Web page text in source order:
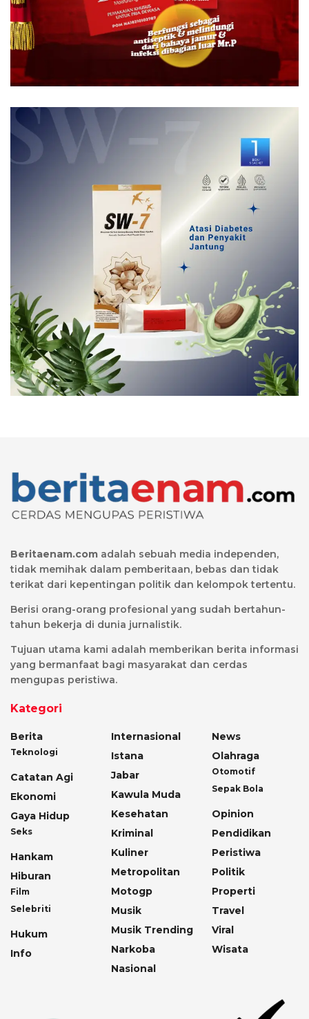
Beritaenam.com adalah sebuah media independen,
tidak memihak dalam pemberitaan, bebas dan tidak
terikat dari kepentingan politik dan kelompok tertentu.
Berisi orang-orang profesional yang sudah bertahun-
tahun bekerja di dunia jurnalistik.
Tujuan utama kami adalah memberikan berita informasi
yang bermanfaat bagi masyarakat dan cerdas
mengupas peristiwa.
Kategori
Berita
Teknologi
Catatan Agi
Ekonomi
Gaya Hidup
Seks
Hankam
Hiburan
Film
Selebriti
Hukum
Info
Internasional
Istana
Jabar
Kawula Muda
Kesehatan
Kriminal
Kuliner
Metropolitan
Motogp
Musik
Musik Trending
Narkoba
Nasional
News
Olahraga
Otomotif
Sepak Bola
Opinion
Pendidikan
Peristiwa
Politik
Properti
Travel
Viral
Wisata